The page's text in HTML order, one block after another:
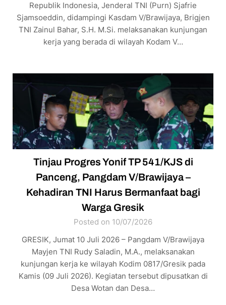
Republik Indonesia, Jenderal TNI (Purn) Sjafrie
Sjamsoeddin, didampingi Kasdam V/Brawijaya, Brigjen
TNI Zainul Bahar, S.H. M.Si. melaksanakan kunjungan
kerja yang berada di wilayah Kodam V…
Tinjau Progres Yonif TP 541/KJS di
Panceng, Pangdam V/Brawijaya –
Kehadiran TNI Harus Bermanfaat bagi
Warga Gresik
Posted on 10/07/2026
GRESIK, Jumat 10 Juli 2026 – Pangdam V/Brawijaya
Mayjen TNI Rudy Saladin, M.A., melaksanakan
kunjungan kerja ke wilayah Kodim 0817/Gresik pada
Kamis (09 Juli 2026). Kegiatan tersebut dipusatkan di
Desa Wotan dan Desa…